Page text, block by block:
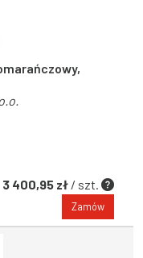
3 400,95 zł / szt.
Zamów